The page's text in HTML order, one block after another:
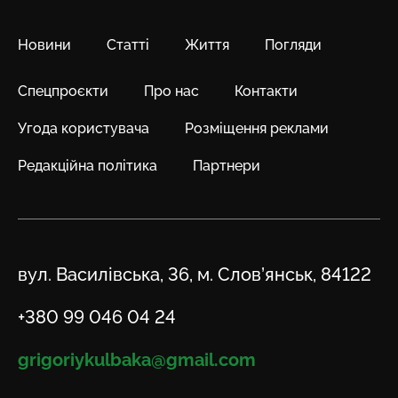
Новини Статті Життя Погляди
Спецпроєкти Про нас Контакти
Угода користувача Розміщення реклами
Редакційна політика Партнери
Адреса
вул. Василівська, 36, м. Слов’янськ, 84122
Телефон
+380 99 046 04 24
Email
grigoriykulbaka@gmail.com